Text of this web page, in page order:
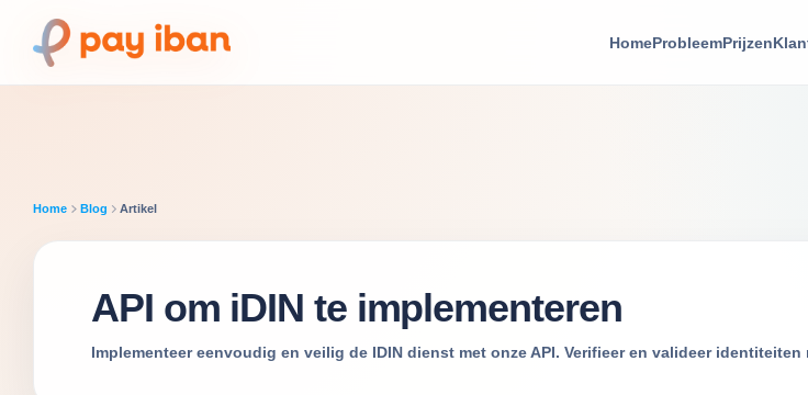
HomeProbleemPrijzen
Home Blog Artikel
API om iDIN te implementeren
Implementeer eenvoudig en veilig de IDIN dienst met onze API. Verifieer en valideer